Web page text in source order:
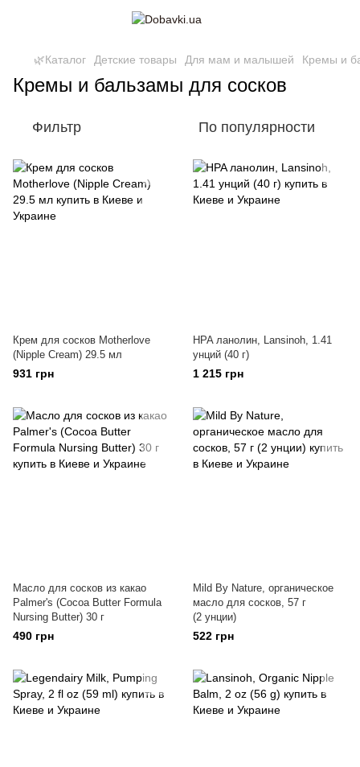
🌿Каталог Детские товары Для мам и малышей Кремы и
Кремы и бальзамы для сосков
Фильтр По популярности
Крем для сосков Motherlove
(Nipple Cream) 29.5 мл
931 грн
HPA ланолин, Lansinoh, 1.41
унций (40 г)
1 215 грн
Масло для сосков из какао
Palmer's (Cocoa Butter Formula
Nursing Butter) 30 г
490 грн
Mild By Nature, органическое
масло для сосков, 57 г
(2 унции)
522 грн